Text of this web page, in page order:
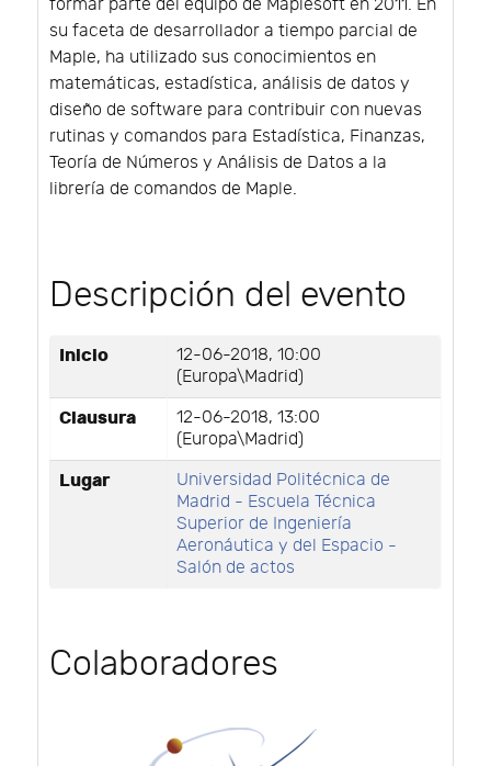
formar parte del equipo de Maplesoft en 2011. En
su faceta de desarrollador a tiempo parcial de
Maple, ha utilizado sus conocimientos en
matemáticas, estadística, análisis de datos y
diseño de software para contribuir con nuevas
rutinas y comandos para Estadística, Finanzas,
Teoría de Números y Análisis de Datos a la
librería de comandos de Maple.
Descripción del evento
Inicio
12-06-2018, 10:00
(Europa\Madrid)
Clausura
12-06-2018, 13:00
(Europa\Madrid)
Lugar
Universidad Politécnica de
Madrid - Escuela Técnica
Superior de Ingeniería
Aeronáutica y del Espacio -
Salón de actos
Colaboradores